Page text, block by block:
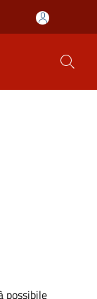
possibile